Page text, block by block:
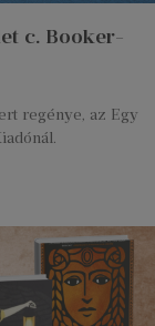
c. Booker-
regénye, az Egy